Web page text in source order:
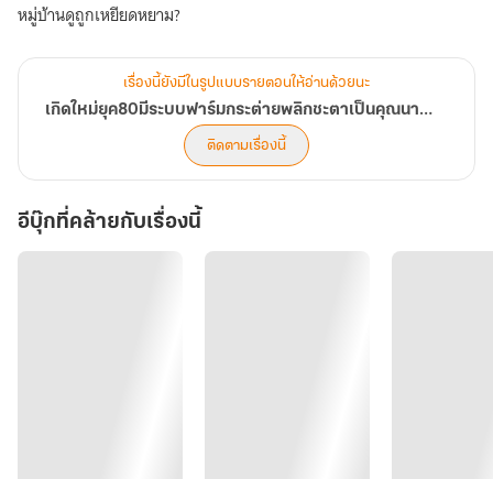
หมู่บ้านดูถูกเหยียดหยาม?
เรื่องนี้ยังมีในรูปแบบรายตอนให้อ่านด้วยนะ
เกิดใหม่ยุค80มีระบบฟาร์มกระต่ายพลิกชะตาเป็นคุณนายเศรษฐี
ติดตามเรื่องนี้
อีบุ๊กที่คล้ายกับเรื่องนี้